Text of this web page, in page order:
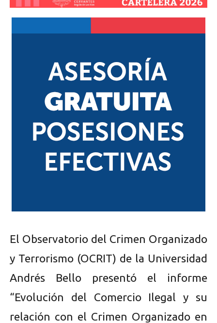
El Observatorio del Crimen Organizado
y Terrorismo (OCRIT) de la Universidad
Andrés Bello presentó el informe
“Evolución del Comercio Ilegal y su
relación con el Crimen Organizado en